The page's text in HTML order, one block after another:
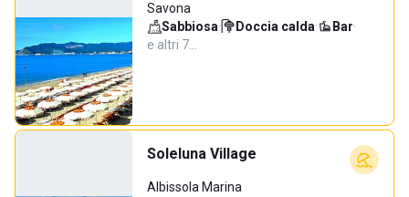
Savona
Sabbiosa· Doccia calda· Bar·
e altri 7…
Soleluna Village
Albissola Marina